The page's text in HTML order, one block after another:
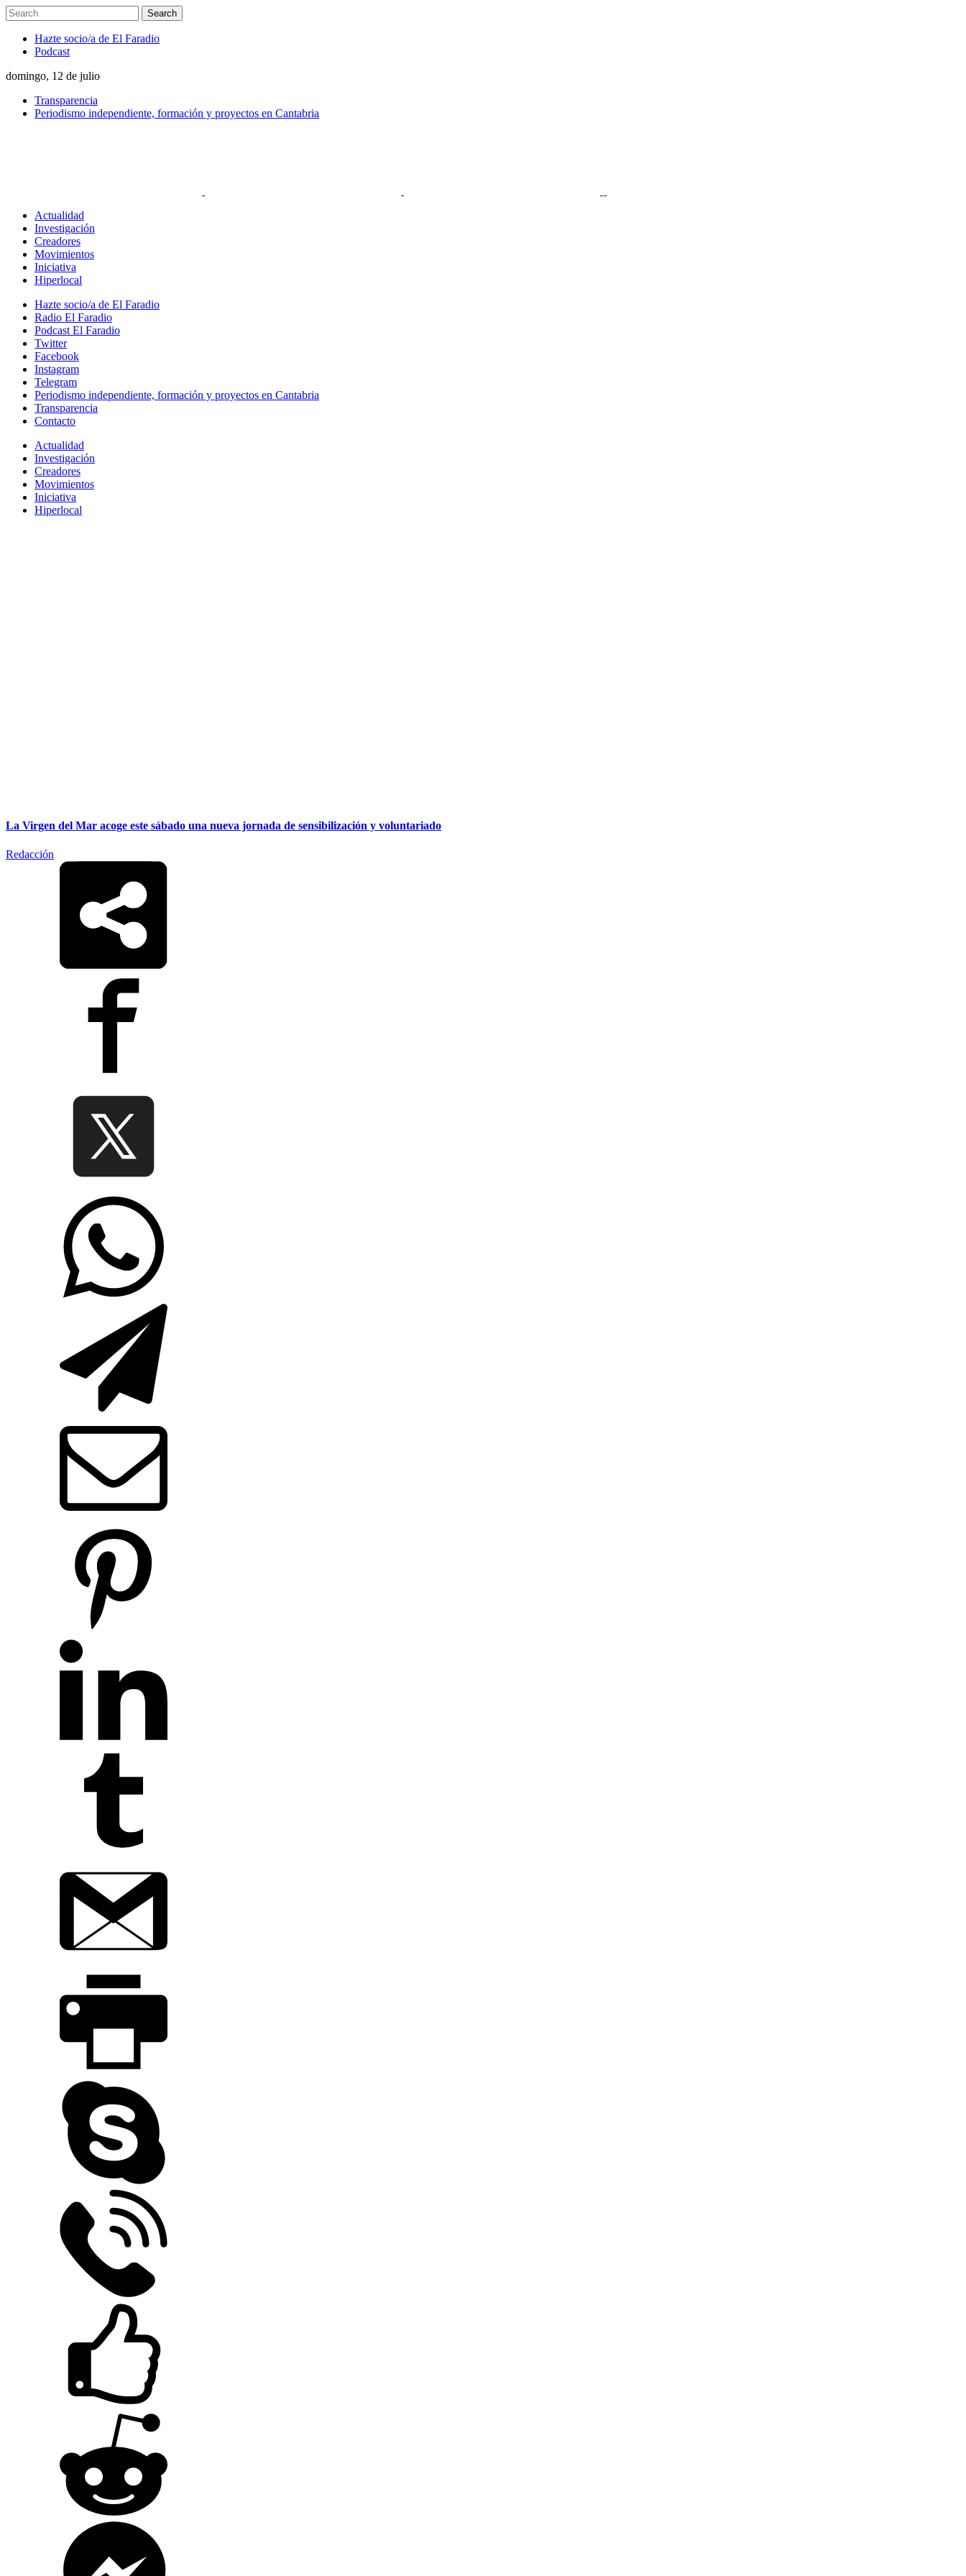
Hazte socio/a de El Faradio
Podcast
domingo, 12 de julio
Transparencia
Periodismo independiente, formación y proyectos en Cantabria
Actualidad
Investigación
Creadores
Movimientos
Iniciativa
Hiperlocal
Hazte socio/a de El Faradio
Radio El Faradio
Podcast El Faradio
Twitter
Facebook
Instagram
Telegram
Periodismo independiente, formación y proyectos en Cantabria
Transparencia
Contacto
Actualidad
Investigación
Creadores
Movimientos
Iniciativa
Hiperlocal
La Virgen del Mar acoge este sábado una nueva jornada de sensibilización y voluntariado
Redacción